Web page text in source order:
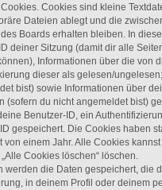
Cookies sind kleine
Dateien ablegt und die
Boards erhalten bleiben. In
deiner Sitzung (damit dir alle
Informationen über die von
dieser als gelesen/
bist) sowie Informationen über
(sofern du nicht angemeldet bist)
Benutzer-ID, ein
gespeichert. Die Cookies haben
von einem Jahr. Alle Cookies
Cookies löschen“ löschen.
werden die Daten gespeichert, die
in deinem Profil oder deinem